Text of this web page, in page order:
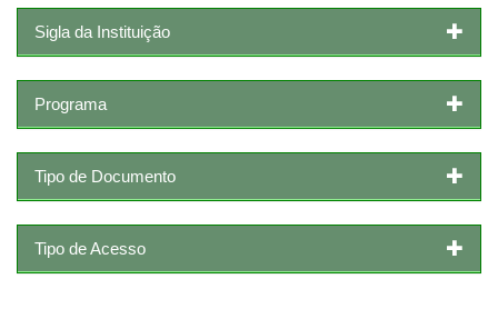
Sigla da Instituição
Programa
Tipo de Documento
Tipo de Acesso